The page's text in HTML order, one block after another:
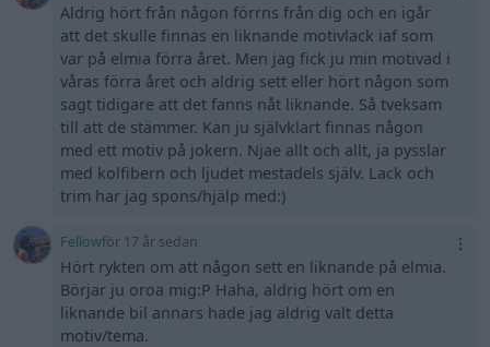
Aldrig hört från någon förrns från dig och en igår
att det skulle finnas en liknande motivlack iaf som
var på elmia förra året. Men jag fick ju min motivad i
våras förra året och aldrig sett eller hört någon som
sagt tidigare att det fanns nåt liknande. Så tveksam
till att de stämmer. Kan ju självklart finnas någon
med ett motiv på jokern. Njae allt och allt, ja pysslar
med kolfibern och ljudet mestadels själv. Lack och
trim har jag spons/hjälp med:)
Fellowför 17 år sedan
Hört rykten om att någon sett en liknande på elmia.
Börjar ju oroa mig:P Haha, aldrig hört om en
liknande bil annars hade jag aldrig valt detta
motiv/tema.